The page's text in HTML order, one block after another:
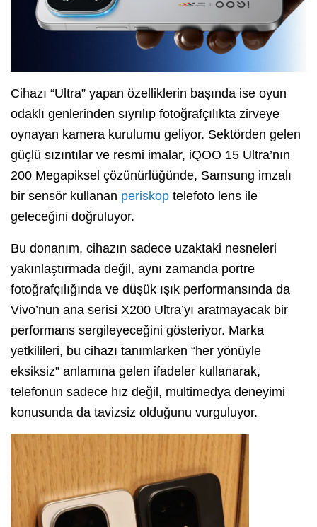
Cihazı “Ultra” yapan özelliklerin başında ise oyun
odaklı genlerinden sıyrılıp fotoğrafçılıkta zirveye
oynayan kamera kurulumu geliyor. Sektörden gelen
güçlü sızıntılar ve resmi imalar, iQOO 15 Ultra’nın
200 Megapiksel çözünürlüğünde, Samsung imzalı
bir sensör kullanan periskop telefoto lens ile
geleceğini doğruluyor.
Bu donanım, cihazın sadece uzaktaki nesneleri
yakınlaştırmada değil, aynı zamanda portre
fotoğrafçılığında ve düşük ışık performansında da
Vivo’nun ana serisi X200 Ultra’yı aratmayacak bir
performans sergileyeceğini gösteriyor. Marka
yetkilileri, bu cihazı tanımlarken “her yönüyle
eksiksiz” anlamına gelen ifadeler kullanarak,
telefonun sadece hız değil, multimedya deneyimi
konusunda da tavizsiz olduğunu vurguluyor.